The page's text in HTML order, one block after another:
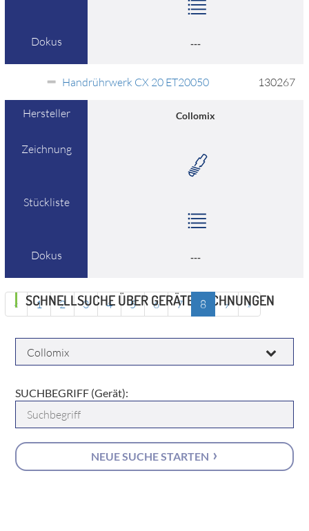
Dokus ---
Handrührwerk CX 20 ET20050 130267
Hersteller Collomix
Zeichnung
Stückliste
Dokus ---
« 1 2 3 4 5 6 7 8 9 »
SCHNELLSUCHE ÜBER GERÄTEZEICHNUNGEN
HERSTELLER:
SUCHBEGRIFF (Gerät):
NEUE SUCHE STARTEN